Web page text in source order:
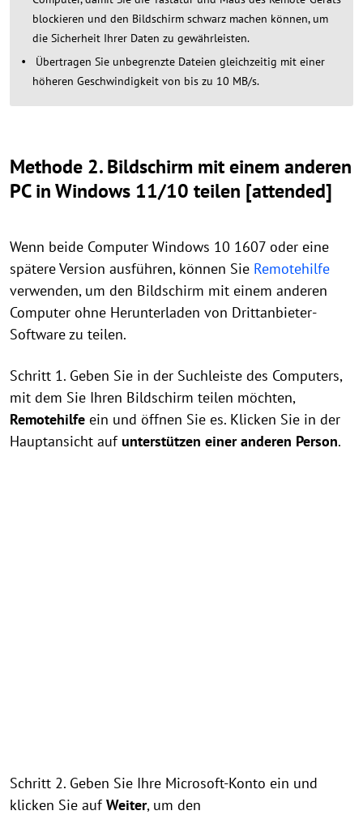
blockieren und den Bildschirm schwarz machen können, um
die Sicherheit Ihrer Daten zu gewährleisten.
Übertragen Sie unbegrenzte Dateien gleichzeitig mit einer
höheren Geschwindigkeit von bis zu 10 MB/s.
Methode 2. Bildschirm mit einem anderen
PC in Windows 11/10 teilen [attended]
Wenn beide Computer Windows 10 1607 oder eine
spätere Version ausführen, können Sie Remotehilfe
verwenden, um den Bildschirm mit einem anderen
Computer ohne Herunterladen von Drittanbieter-
Software zu teilen.
Schritt 1. Geben Sie in der Suchleiste des Computers,
mit dem Sie Ihren Bildschirm teilen möchten,
Remotehilfe ein und öffnen Sie es. Klicken Sie in der
Hauptansicht auf unterstützen einer anderen Person.
Schritt 2. Geben Sie Ihre Microsoft-Konto ein und
klicken Sie aufWeiter, um den